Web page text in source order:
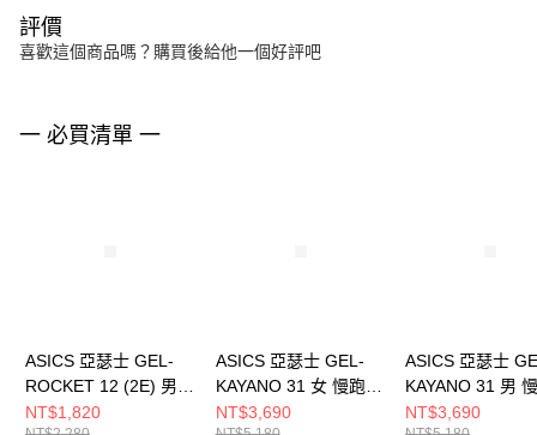
評價
喜歡這個商品嗎？購買後給他一個好評吧
一 必買清單 一
ASICS 亞瑟士 GEL-
ROCKET 12 (2E) 男女
羽球鞋 1073A087100
NT$1,820
ASICS 亞瑟士 GEL-
KAYANO 31 女 慢跑鞋
1012B670301
NT$3,690
ASICS 亞瑟士
KAYANO 31 男
1011B995200
NT$3,690